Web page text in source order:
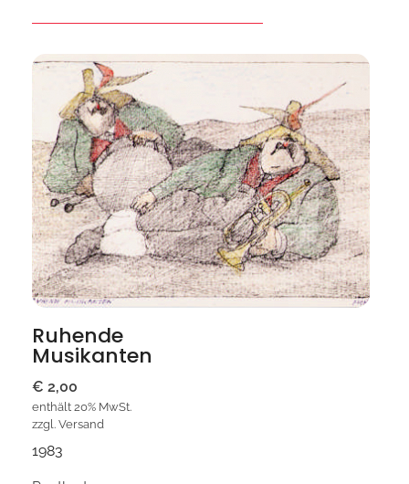
Ruhende
Musikanten
€ 2,00
enthält 20% MwSt.
zzgl. Versand
1983